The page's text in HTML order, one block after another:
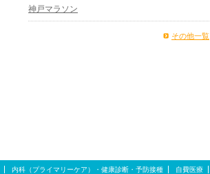
神戸マラソン
その他一覧
内科（プライマリーケア）・健康診断・予防接種 自費医療